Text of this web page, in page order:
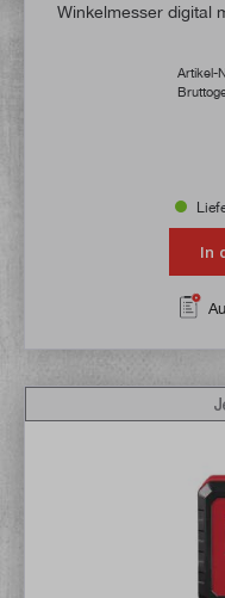
Winkelmesser digital
Artikel-
In